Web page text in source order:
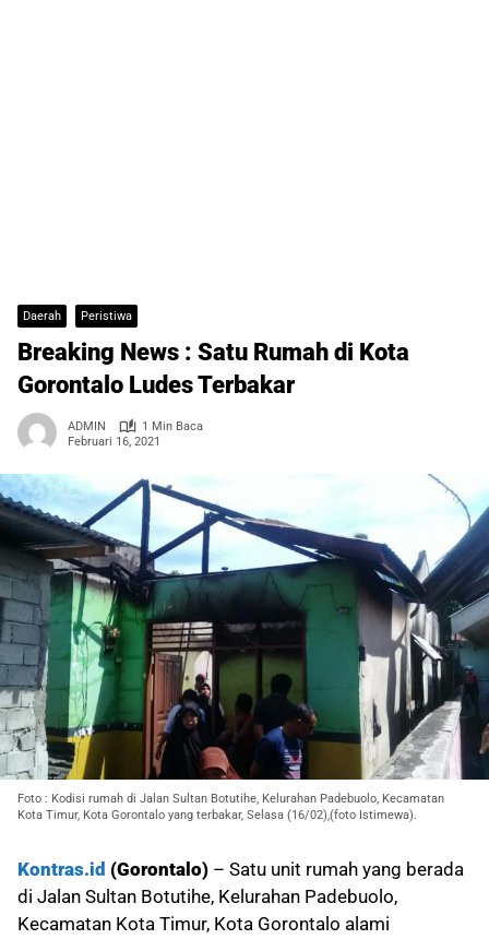
Daerah Peristiwa
Breaking News : Satu Rumah di Kota
Gorontalo Ludes Terbakar
ADMIN
1 Min Baca
Februari 16, 2021
Foto : Kodisi rumah di Jalan Sultan Botutihe, Kelurahan Padebuolo, Kecamatan
Kota Timur, Kota Gorontalo yang terbakar, Selasa (16/02),(foto Istimewa).
Kontras.id (Gorontalo) – Satu unit rumah yang berada
di Jalan Sultan Botutihe, Kelurahan Padebuolo,
Kecamatan Kota Timur, Kota Gorontalo alami